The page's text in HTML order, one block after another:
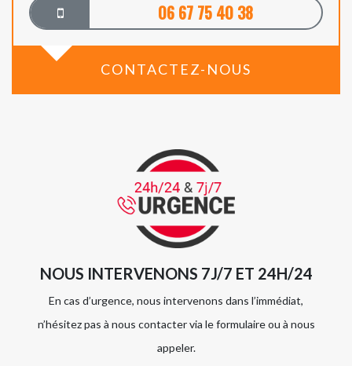
06 67 75 40 38
CONTACTEZ-NOUS
NOUS INTERVENONS 7J/7 ET 24H/24
En cas d’urgence, nous intervenons dans l’immédiat,
n’hésitez pas à nous contacter via le formulaire ou à nous
appeler.